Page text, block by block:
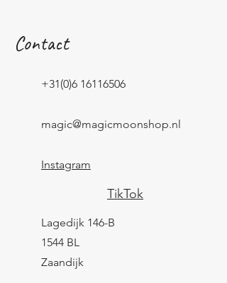
Contact
+31(0)6 16116506
magic@magicmoonshop.nl
Instagram
TikTok
Lagedijk 146-B
1544 BL
Zaandijk